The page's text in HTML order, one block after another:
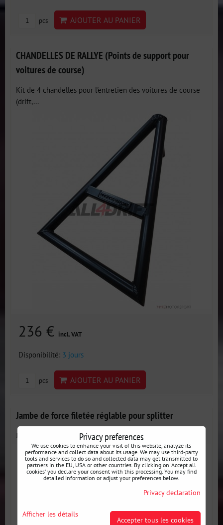
pcs AJOUTER AU PANIER
CHANDELLES DE RALLYE (Points de support pour
voitures de course)
Kit de 4 chandelles pour l'entretien des voitures de course
(drift,...
236 € incl. VAT
Disponibilité: 3 jours
pcs AJOUTER AU PANIER
Jambe de force filetée réglable pour splitter
Jambe de force filetée réglable pour splitter, canards...
Privacy preferences
We use cookies to enhance your visit of this website, analyze its
performance and collect data about its usage. We may use third-party
tools and services to do so and collected data may get transmitted to
partners in the EU, USA or other countries. By clicking on 'Accept all
cookies' you declare your consent with this processing. You may find
detailed information or adjust your preferences below.
Privacy declaration
Afficher les détails
Accepter tous les cookies